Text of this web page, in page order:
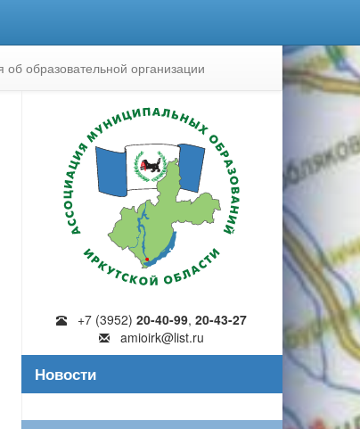
об образовательной организации
+7 (3952)20-40-99,20-43-27
amioirk@list.ru
Новости